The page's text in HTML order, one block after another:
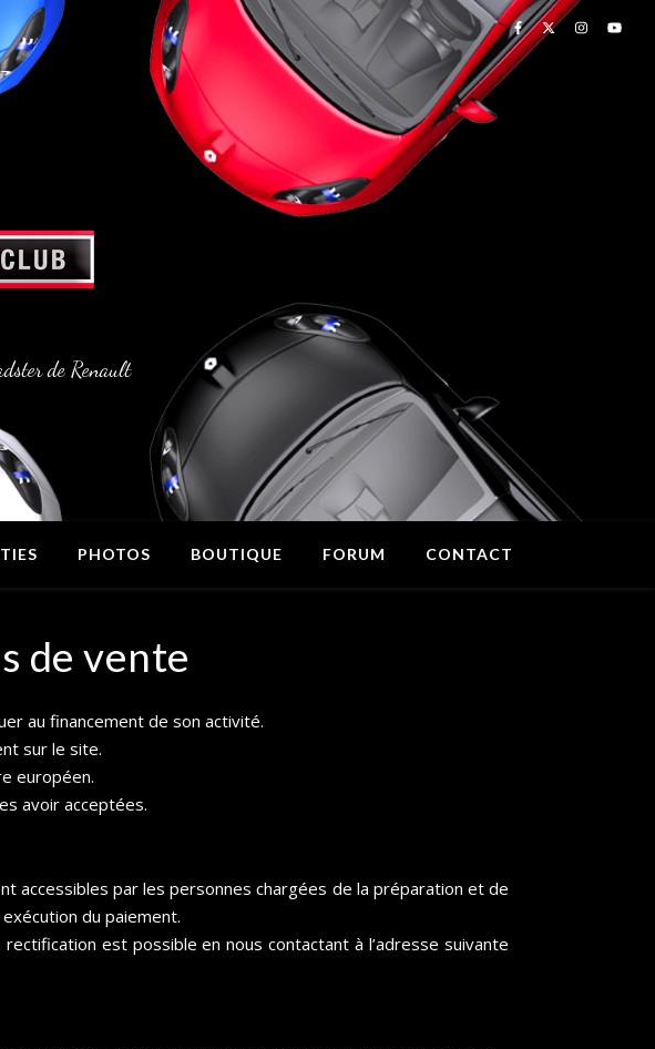
de Renault
PHOTOS BOUTIQUE FORUM CONTACT
de vente
au financement de son activité.
sur le site.
européen.
avoir acceptées.
accessibles par les personnes chargées de la préparation et de
du paiement.
est possible en nous contactant à l’adresse suivante